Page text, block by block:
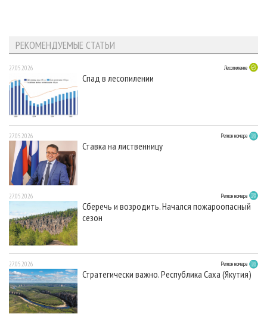
РЕКОМЕНДУЕМЫЕ СТАТЬИ
27.05.2026 Лесопиление
Спад в лесопилении
27.05.2026 Регион номера
Ставка на лиственницу
27.05.2026 Регион номера
Сберечь и возродить. Начался пожароопасный
сезон
27.05.2026 Регион номера
Стратегически важно. Республика Саха (Якутия)